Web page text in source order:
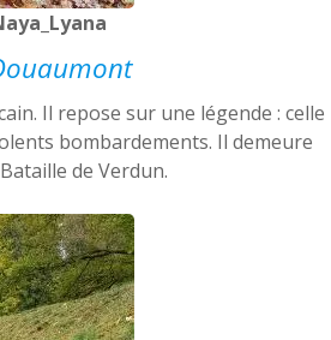
Il repose sur une légende : celle
bombardements. Il demeure
de Verdun.